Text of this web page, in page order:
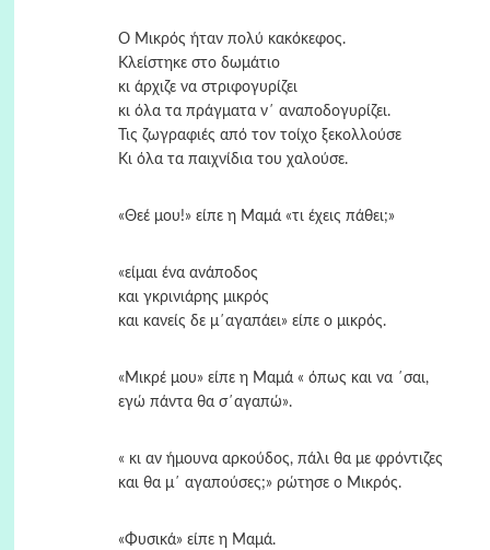
Ο Μικρός ήταν πολύ κακόκεφος.
Κλείστηκε στο δωμάτιο
κι άρχιζε να στριφογυρίζει
κι όλα τα πράγματα ν΄ αναποδογυρίζει.
Τις ζωγραφιές από τον τοίχο ξεκολλούσε
Κι όλα τα παιχνίδια του χαλούσε.
«Θεέ μου!» είπε η Μαμά «τι έχεις πάθει;»
«είμαι ένα ανάποδος
και γκρινιάρης μικρός
και κανείς δε μ΄αγαπάει» είπε ο μικρός.
«Μικρέ μου» είπε η Μαμά « όπως και να ΄σαι,
εγώ πάντα θα σ΄αγαπώ».
« κι αν ήμουνα αρκούδος, πάλι θα με φρόντιζες
και θα μ΄ αγαπούσες;» ρώτησε ο Μικρός.
«Φυσικά» είπε η Μαμά.